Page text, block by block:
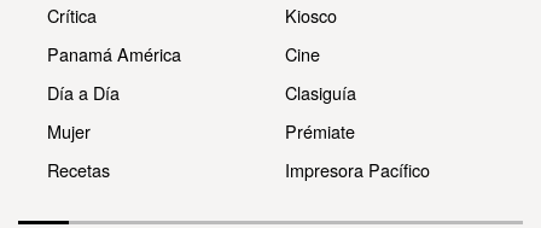
Crítica
Panamá América
Día a Día
Mujer
Recetas
Kiosco
Cine
Clasiguía
Prémiate
Impresora Pacífico